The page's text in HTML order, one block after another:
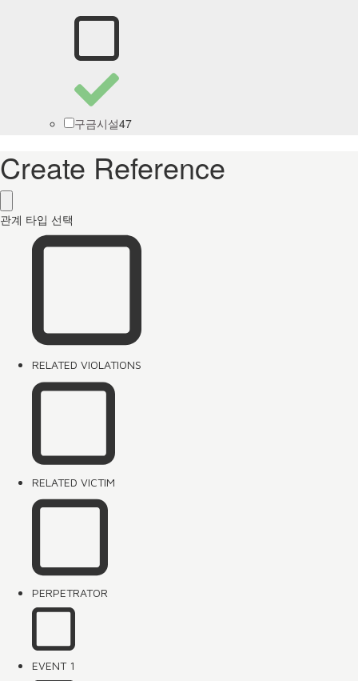
구금시설47
Create Reference
관계 타입 선택
RELATED VIOLATIONS
RELATED VICTIM
PERPETRATOR
EVENT 1